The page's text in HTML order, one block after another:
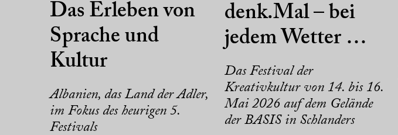
Das Erleben von
Sprache und
Kultur
Albanien, das Land der Adler,
im Fokus des heurigen 5.
Festivals
denk.Mal – bei
jedem Wetter …
Das Festival der
Kreativkultur von 14. bis 16.
Mai 2026 auf dem Gelände
der BASIS in Schlanders